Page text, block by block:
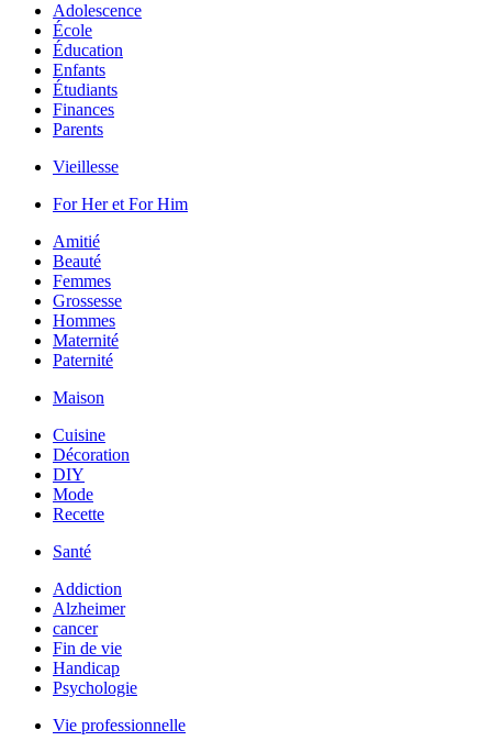
Adolescence
École
Éducation
Enfants
Étudiants
Finances
Parents
Vieillesse
For Her et For Him
Amitié
Beauté
Femmes
Grossesse
Hommes
Maternité
Paternité
Maison
Cuisine
Décoration
DIY
Mode
Recette
Santé
Addiction
Alzheimer
cancer
Fin de vie
Handicap
Psychologie
Vie professionnelle